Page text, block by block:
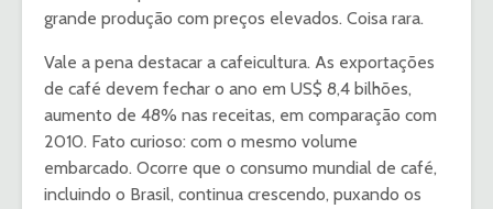
grande produção com preços elevados. Coisa rara.
Vale a pena destacar a cafeicultura. As exportações
de café devem fechar o ano em US$ 8,4 bilhões,
aumento de 48% nas receitas, em comparação com
2010. Fato curioso: com o mesmo volume
embarcado. Ocorre que o consumo mundial de café,
incluindo o Brasil, continua crescendo, puxando os